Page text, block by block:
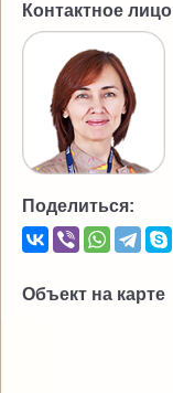
Контактное лицо
Поделиться:
Объект на карте